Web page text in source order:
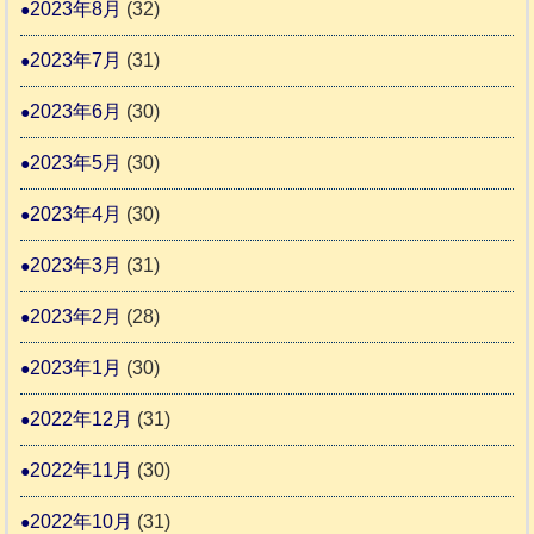
2023年8月 (32)
2023年7月 (31)
2023年6月 (30)
2023年5月 (30)
2023年4月 (30)
2023年3月 (31)
2023年2月 (28)
2023年1月 (30)
2022年12月 (31)
2022年11月 (30)
2022年10月 (31)